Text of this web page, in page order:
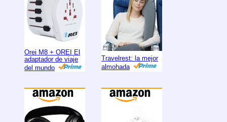
Orei M8 + OREI El
adaptador de viaje
del mundo
Travelrest: la mejor
almohada